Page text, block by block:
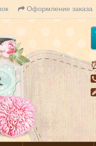
Оформление заказа